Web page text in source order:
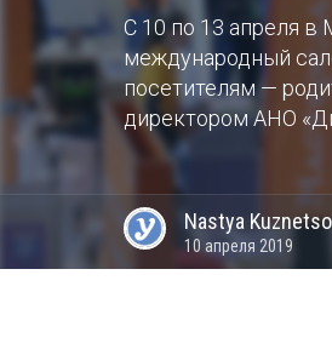
С 10 по 13 апреля
международный
посетителям —
директором АНО
Nastya
10 апреля 2019